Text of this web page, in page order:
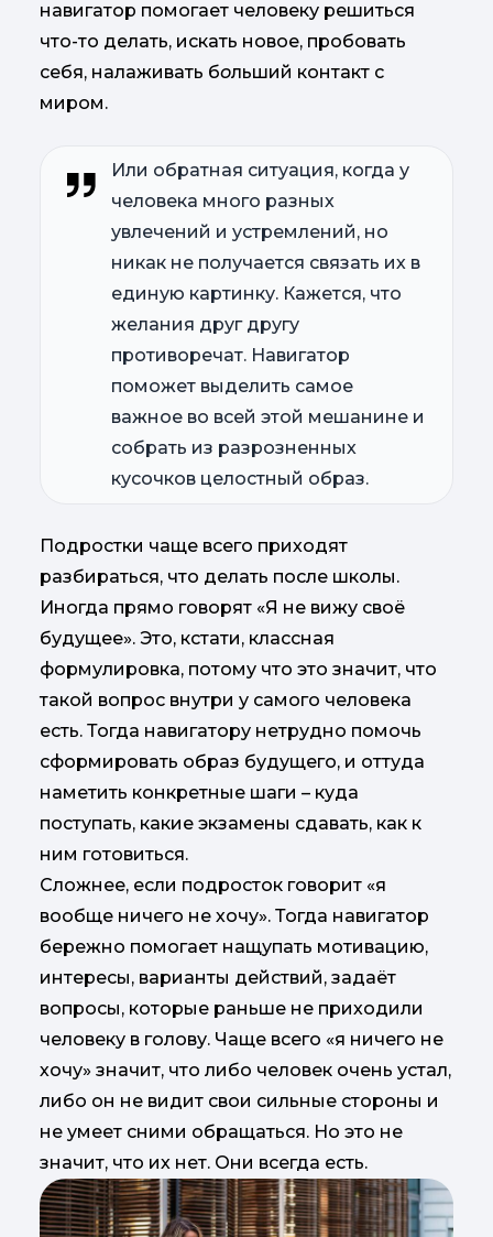
навигатор помогает человеку решиться
что-то делать, искать новое, пробовать
себя, налаживать больший контакт с
миром.
Или обратная ситуация, когда у
человека много разных
увлечений и устремлений, но
никак не получается связать их в
единую картинку. Кажется, что
желания друг другу
противоречат. Навигатор
поможет выделить самое
важное во всей этой мешанине и
собрать из разрозненных
кусочков целостный образ.
Подростки чаще всего приходят
разбираться, что делать после школы.
Иногда прямо говорят «Я не вижу своё
будущее». Это, кстати, классная
формулировка, потому что это значит, что
такой вопрос внутри у самого человека
есть. Тогда навигатору нетрудно помочь
сформировать образ будущего, и оттуда
наметить конкретные шаги – куда
поступать, какие экзамены сдавать, как к
ним готовиться.
Сложнее, если подросток говорит «я
вообще ничего не хочу». Тогда навигатор
бережно помогает нащупать мотивацию,
интересы, варианты действий, задаёт
вопросы, которые раньше не приходили
человеку в голову. Чаще всего «я ничего не
хочу» значит, что либо человек очень устал,
либо он не видит свои сильные стороны и
не умеет сними обращаться. Но это не
значит, что их нет. Они всегда есть.